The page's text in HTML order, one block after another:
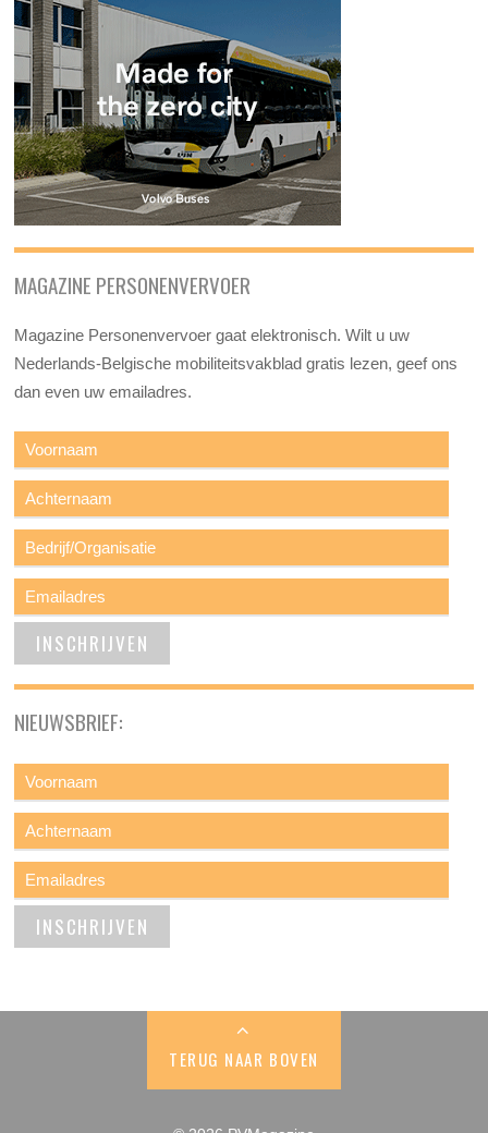
MAGAZINE PERSONENVERVOER
Magazine Personenvervoer gaat elektronisch. Wilt u uw
Nederlands-Belgische mobiliteitsvakblad gratis lezen, geef ons
dan even uw emailadres.
NIEUWSBRIEF:
TERUG NAAR BOVEN